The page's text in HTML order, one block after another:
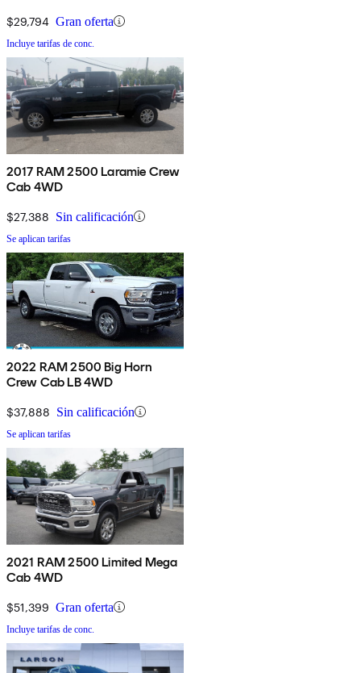
$29,794 Gran oferta
Incluye tarifas de conc.
2017 RAM 2500 Laramie Crew
Cab 4WD
$27,388 Sin calificación
Se aplican tarifas
2022 RAM 2500 Big Horn
Crew Cab LB 4WD
$37,888 Sin calificación
Se aplican tarifas
2021 RAM 2500 Limited Mega
Cab 4WD
$51,399 Gran oferta
Incluye tarifas de conc.